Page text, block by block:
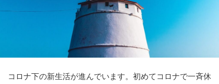
コロナ下の新生活が進んでいます。初めてコロナで一斉休